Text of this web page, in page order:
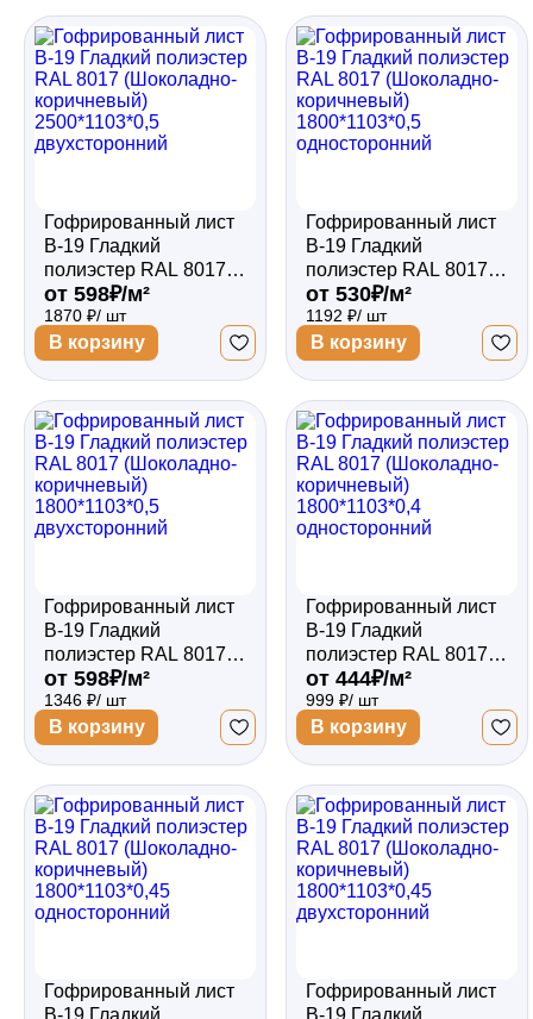
Гофрированный лист
В-19 Гладкий
полиэстер RAL 8017
(Шоколадно-
коричневый)
2500*1103*0,5
двухсторонний
от 598₽/м²
1870 ₽/ шт
В корзину
Гофрированный лист
В-19 Гладкий
полиэстер RAL 8017
(Шоколадно-
коричневый)
1800*1103*0,5
односторонний
от 530₽/м²
1192 ₽/ шт
В корзину
Гофрированный лист
В-19 Гладкий
полиэстер RAL 8017
(Шоколадно-
коричневый)
1800*1103*0,5
двухсторонний
от 598₽/м²
1346 ₽/ шт
В корзину
Гофрированный лист
В-19 Гладкий
полиэстер RAL 8017
(Шоколадно-
коричневый)
1800*1103*0,4
односторонний
от 444₽/м²
999 ₽/ шт
В корзину
Гофрированный лист
В-19 Гладкий
Гофрированный лист
В-19 Гладкий